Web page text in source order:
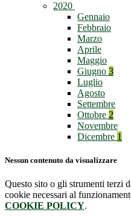
2020
Gennaio
Febbraio
Marzo
Aprile
Maggio
Giugno 3
Luglio
Agosto
Settembre
Ottobre 2
Novembre
Dicembre 1
Nessun contenuto da visualizzare
Questo sito o gli strumenti terzi
cookie necessari al
COOKIE POLICY.